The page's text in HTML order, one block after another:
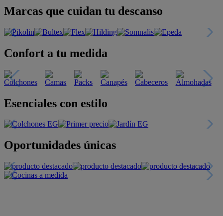
Marcas que cuidan tu descanso
Confort a tu medida
Esenciales con estilo
Oportunidades únicas